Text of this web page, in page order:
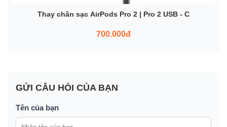
Thay chân sạc AirPods Pro 2 | Pro 2 USB - C
700.000đ
GỬI CÂU HỎI CỦA BẠN
Tên của bạn